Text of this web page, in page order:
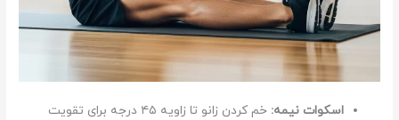
اسکوات نیمه:
خم کردن زانو تا زاویه ۴۵ درجه برای تقویت